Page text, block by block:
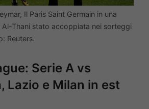
Il Paris Saint Germain in una
Thani stato accoppiata nei sorteggi
Reuters.
Serie A vs
Lazio e Milan in est